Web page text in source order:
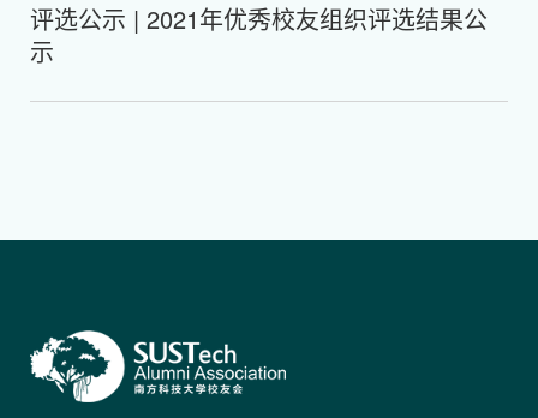
评选公示 | 2021年优秀校友组织评选结果公
示